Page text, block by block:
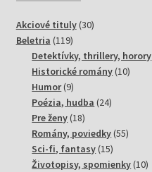
Akciové tituly 3030
Beletria 119119
produktov
Detektívky, thrillery, horory
Historické romány 1010
Humor 99
produktov
Poézia, hudba 2424
Pre ženy 1818
produktov
Romány, poviedky 5555
Sci-fi, fantasy 1515
produktov
Životopisy, spomienky 1010